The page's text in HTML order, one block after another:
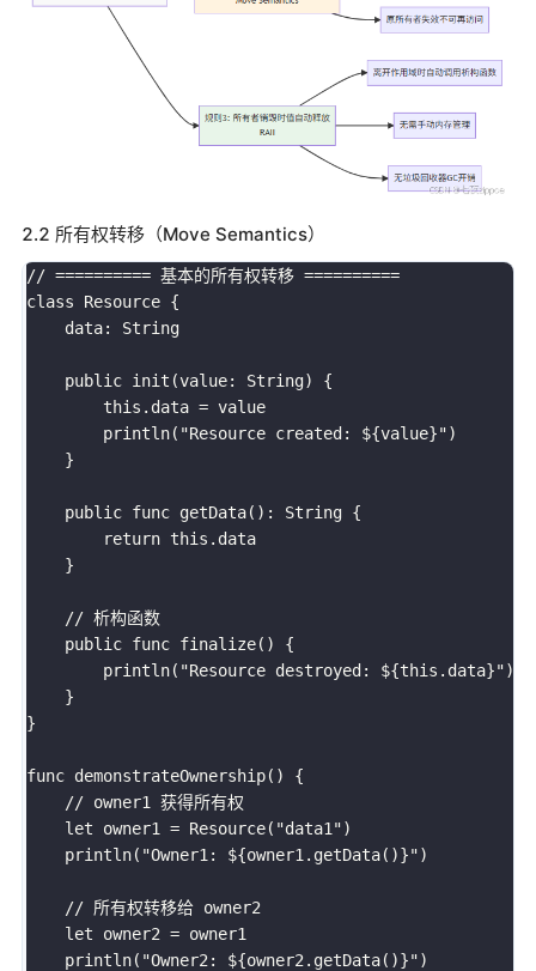
2.2 所有权转移（Move Semantics）
// ========== 基本的所有权转移 ==========
class Resource {
    data: String
    public init(value: String) {
        this.data = value
        println("Resource created: ${value}")
    }
    public func getData(): String {
        return this.data
    }
    // 析构函数
    public func finalize() {
        println("Resource destroyed: ${this.data}")
    }
}
func demonstrateOwnership() {
    // owner1 获得所有权
    let owner1 = Resource("data1")
    println("Owner1: ${owner1.getData()}")
    // 所有权转移给 owner2
    let owner2 = owner1
    println("Owner2: ${owner2.getData()}")